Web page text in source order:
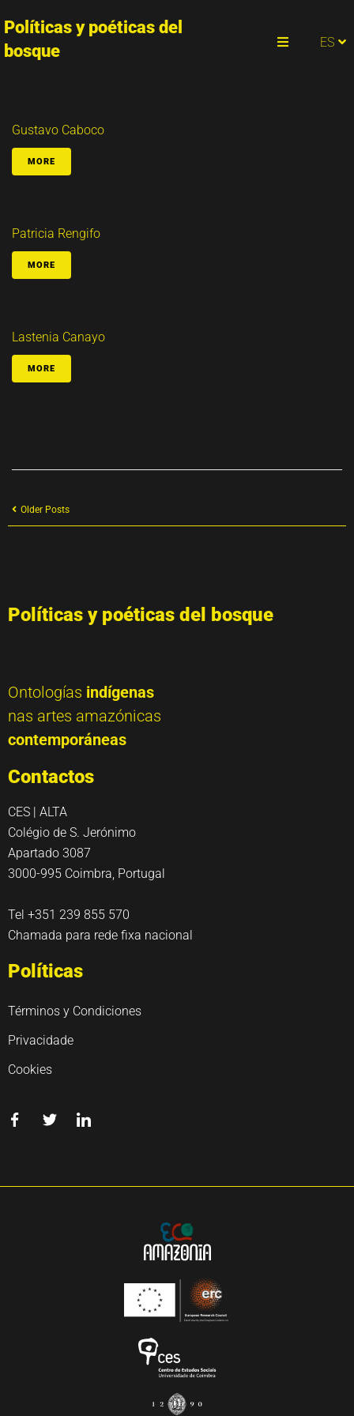
Políticas y poéticas del
bosque
ES
EN
Gustavo Caboco
MORE
Patricia Rengifo
MORE
Lastenia Canayo
MORE
Older Posts
Políticas y poéticas del bosque
Ontologías indígenas
nas artes amazónicas
contemporáneas
Contactos
CES | ALTA
Colégio de S. Jerónimo
Apartado 3087
3000-995 Coimbra, Portugal
Tel +351 239 855 570
Chamada para rede fixa nacional
Políticas
Términos y Condiciones
Privacidade
Cookies